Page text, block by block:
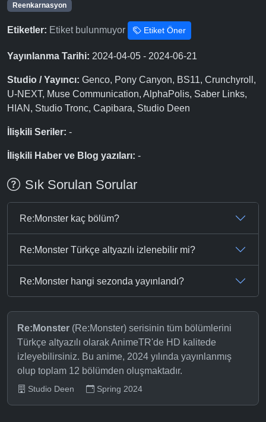
Reenkarnasyon
Etiketler: Etiket bulunmuyor Etiket Öner
Yayınlanma Tarihi: 2024-04-05 - 2024-06-21
Studio / Yayıncı: Genco, Pony Canyon, BS11, Crunchyroll,
U-NEXT, Muse Communication, AlphaPolis, Saber Links,
HIAN, Studio Tronc, Capibara, Studio Deen
İlişkili Seriler: -
İlişkili Haber ve Blog yazıları: -
Sık Sorulan Sorular
Re:Monster kaç bölüm?
Re:Monster Türkçe altyazılı izlenebilir mi?
Re:Monster hangi sezonda yayınlandı?
Re:Monster (Re:Monster) serisinin tüm bölümlerini
Türkçe altyazılı olarak AnimeTR'de HD kalitede
izleyebilirsiniz. Bu anime, 2024 yılında yayınlanmış
olup toplam 12 bölümden oluşmaktadır.
Studio Deen Spring 2024